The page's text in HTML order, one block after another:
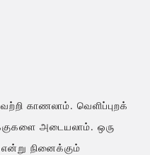
காணலாம். வெளிப்புறக்
அடையலாம். ஒரு
நினைக்கும்